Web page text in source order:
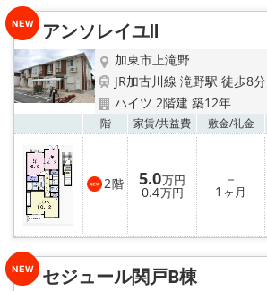
アンソレイユⅡ
加東市上滝野
JR加古川線 滝野駅 徒歩8分
ハイツ 2階建 築12年
階 家賃/共益費 敷金/礼金
2階 5.0万円
0.4万円
－
1 ヶ月
セジュール関戸B棟